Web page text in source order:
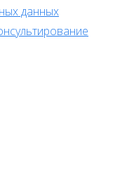
данных